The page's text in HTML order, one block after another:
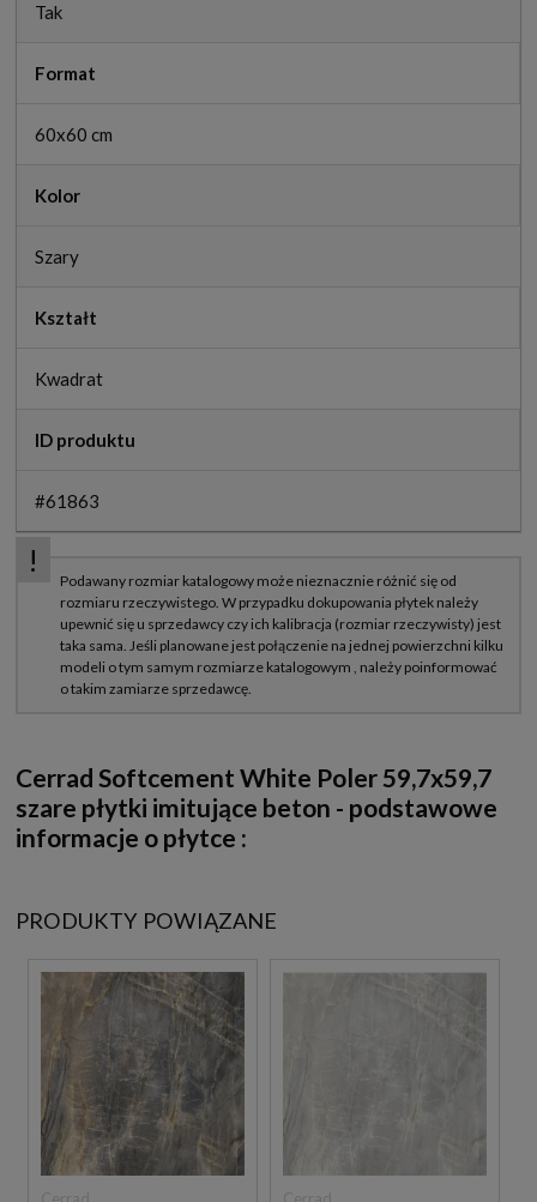
Tak
Format
60x60 cm
Kolor
Szary
Kształt
Kwadrat
ID produktu
#61863
Cerrad Softcement White Poler 59,7x59,7
szare płytki imitujące beton - podstawowe
informacje o płytce :
PRODUKTY POWIĄZANE